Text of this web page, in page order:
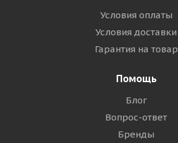
Условия оплаты
Условия доставки
Гарантия на товар
Помощь
Блог
Вопрос-ответ
Бренды